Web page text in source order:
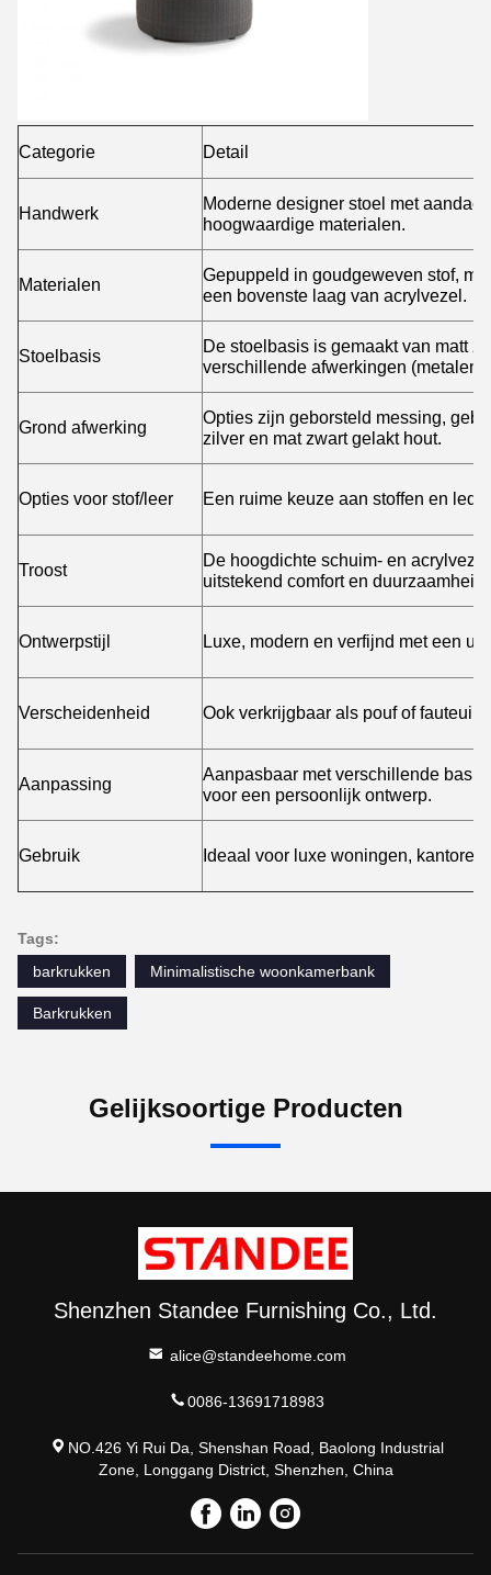
Categorie Detail
Handwerk
Moderne designer stoel met
hoogwaardige materialen.
Materialen
Gepuppeld in goudgeweven stof,
een bovenste laag van acrylvezel.
Stoelbasis
De stoelbasis is gemaakt van matt
verschillende afwerkingen (metalen
Grond afwerking
Opties zijn geborsteld messing,
zilver en mat zwart gelakt hout.
Opties voor stof/leer Een ruime keuze aan stoffen en
Troost
De hoogdichte schuim- en
uitstekend comfort en duurzaamheid.
Ontwerpstijl Luxe, modern en verfijnd met een
Verscheidenheid Ook verkrijgbaar als pouf of fauteuil
Aanpassing
Aanpasbaar met verschillende
voor een persoonlijk ontwerp.
Gebruik Ideaal voor luxe woningen,
Tags:
barkrukken
Minimalistische woonkamerbank
Barkrukken
Gelijksoortige Producten
Shenzhen Standee Furnishing Co., Ltd.
alice@standeehome.com
0086-13691718983
NO.426 Yi Rui Da, Shenshan Road, Baolong Industrial
Zone, Longgang District, Shenzhen, China